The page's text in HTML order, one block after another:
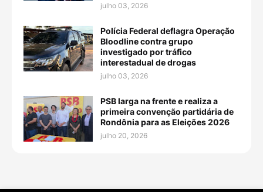
julho 03, 2026
Polícia Federal deflagra Operação
Bloodline contra grupo
investigado por tráfico
interestadual de drogas
julho 03, 2026
PSB larga na frente e realiza a
primeira convenção partidária de
Rondônia para as Eleições 2026
julho 20, 2026